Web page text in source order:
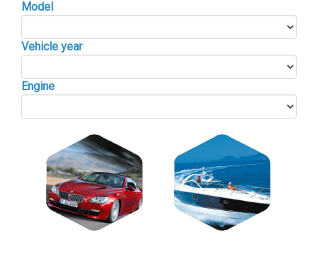
Model
Vehicle year
Engine